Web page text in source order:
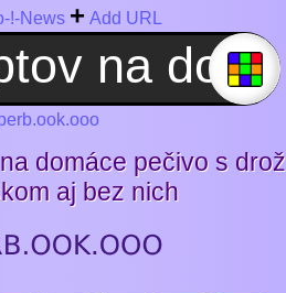
!-News + Add URL
domáce pečivo s drož
aj bez nich